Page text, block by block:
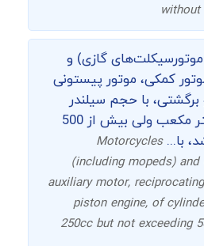
without
گازی) و
کمکی، موتور پیستونی
با حجم سیلندر
بیش از 250 سانتیمتر مکعب ولی بیش از 500
با...Motorcycles
(including mopeds)
auxiliary motor,
piston engine, of
250cc but not exceeding